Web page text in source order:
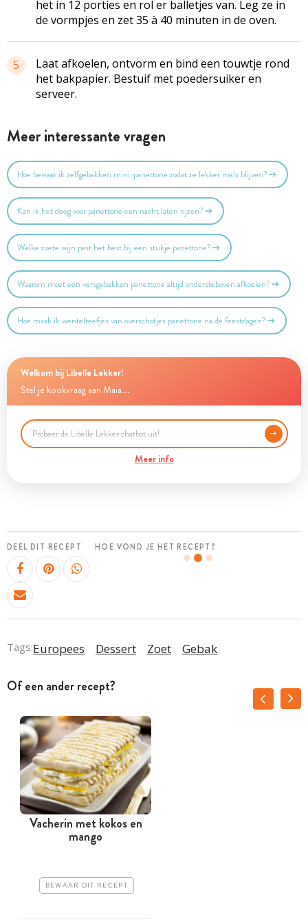
het in 12 porties en rol er balletjes van. Leg ze in
de vormpjes en zet 35 à 40 minuten in de oven.
5
Laat afkoelen, ontvorm en bind een touwtje rond
het bakpapier. Bestuif met poedersuiker en
serveer.
Meer interessante vragen
Hoe bewaar ik zelfgebakken mini-panettone zodat ze lekker mals blijven?
Kan ik het deeg voor panettone een nacht laten rijzen?
Welke zoete wijn past het best bij een stukje panettone?
Waarom moet een versgebakken panettone altijd ondersteboven afkoelen?
Hoe maak ik wentelteefjes van overschotjes panettone na de feestdagen?
Welkom bij Libelle Lekker!
Stel je kookvraag aan Maia...
Meer info
DEEL DIT RECEPT HOE VOND JE HET RECEPT?
Tags:Europees Dessert Zoet Gebak
Of een ander recept?
Vacherin met kokos en
mango
BEWAAR DIT RECEPT